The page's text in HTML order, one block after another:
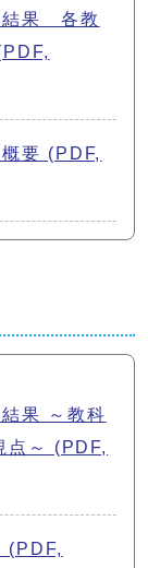
結果 各教
要 (PDF,
果 ～教科
点～ (PDF,
(PDF,